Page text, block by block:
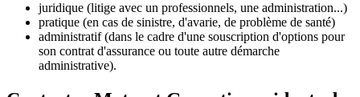
juridique (litige avec un professionnels, une administration...)
pratique (en cas de sinistre, d'avarie, de problème de santé)
administratif (dans le cadre d'une souscription d'options pour
son contrat d'assurance ou toute autre démarche
administrative).